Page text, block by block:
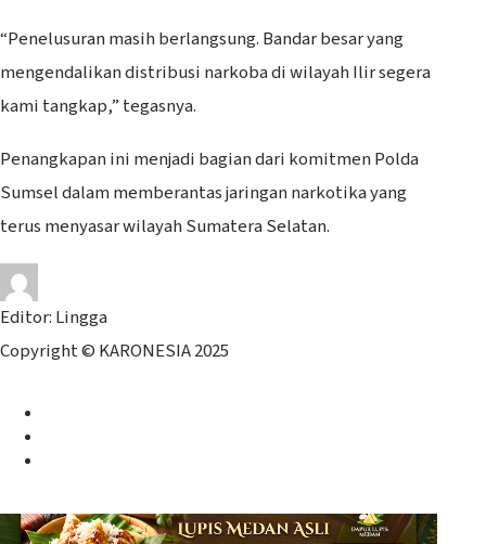
“Penelusuran masih berlangsung. Bandar besar yang
mengendalikan distribusi narkoba di wilayah Ilir segera
kami tangkap,” tegasnya.
Penangkapan ini menjadi bagian dari komitmen Polda
Sumsel dalam memberantas jaringan narkotika yang
terus menyasar wilayah Sumatera Selatan.
Editor: Lingga
Copyright © KARONESIA 2025